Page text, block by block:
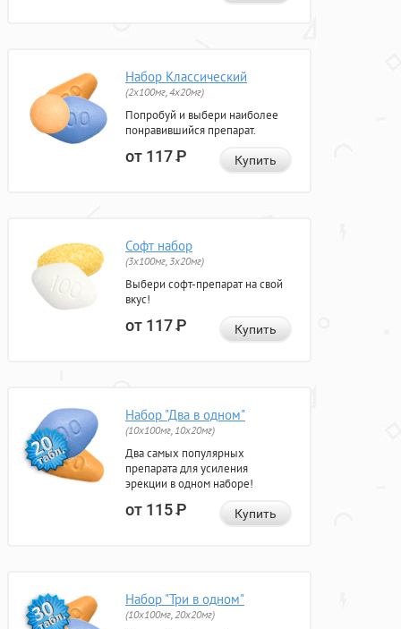
Набор Классический
(2x100мг, 4x20мг)
Попробуй и выбери наиболее
понравившийся препарат.
от 117Р Купить
Софт набор
(3x100мг, 3x20мг)
Выбери софт-препарат на свой
вкус!
от 117Р Купить
Набор "Два в одном"
(10x100мг, 10x20мг)
Два самых популярных
препарата для усиления
эрекции в одном наборе!
от 115Р Купить
Набор "Три в одном"
(10x100мг, 20x20мг)